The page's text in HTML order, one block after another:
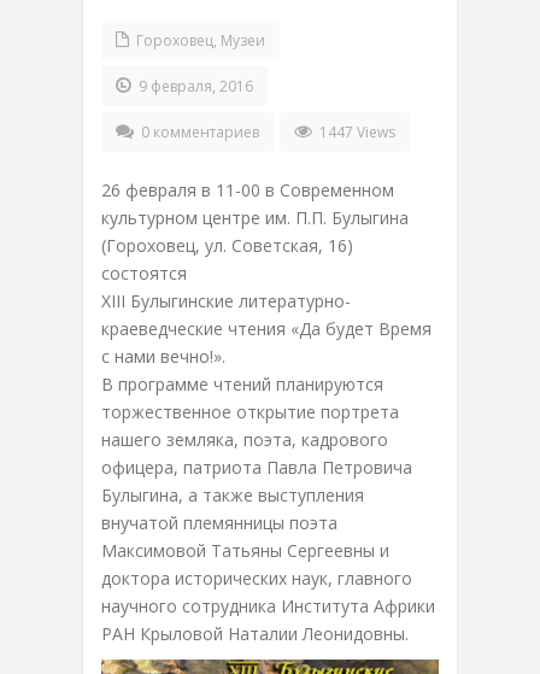
Гороховец, Музеи
9 февраля, 2016
0 комментариев 1447 Views
26 февраля в 11-00 в Современном
культурном центре им. П.П. Булыгина
(Гороховец, ул. Советская, 16)
состоятся
XIII Булыгинские литературно-
краеведческие чтения «Да будет Время
с нами вечно!».
В программе чтений планируются
торжественное открытие портрета
нашего земляка, поэта, кадрового
офицера, патриота Павла Петровича
Булыгина, а также выступления
внучатой племянницы поэта
Максимовой Татьяны Сергеевны и
доктора исторических наук, главного
научного сотрудника Института Африки
РАН Крыловой Наталии Леонидовны.